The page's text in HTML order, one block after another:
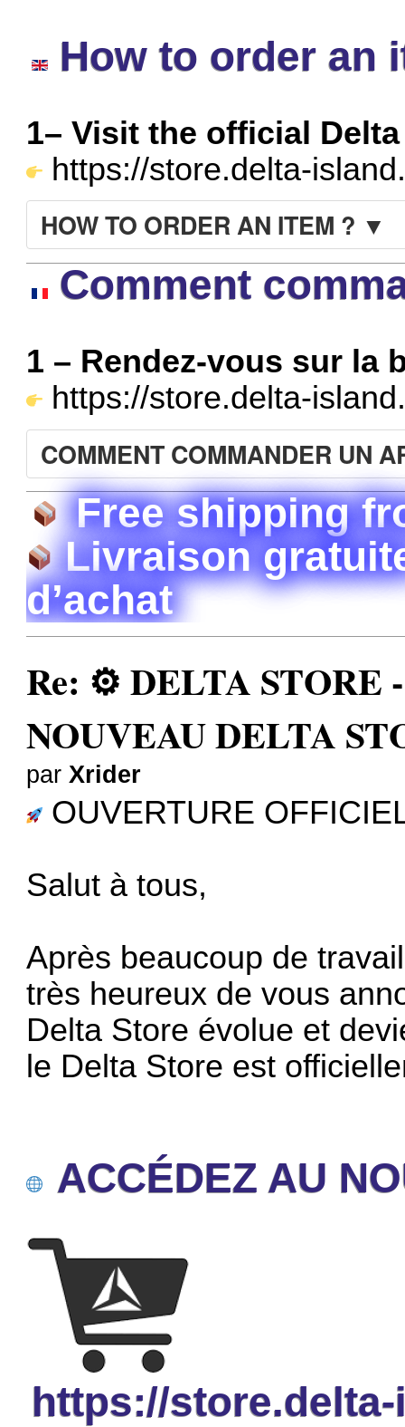
How to order an
1– Visit the official
https://store.delta-
HOW TO ORDER AN ITEM ? ▼
Comment
1 – Rendez-vous sur la
https://store.delta-
COMMENT COMMANDER UN
Free shipping
Livraison
d’achat
Re: ⚙️ DELTA STORE
NOUVEAU DELTA
par Xrider
OUVERTURE
Salut à tous,
Après beaucoup de
très heureux de vous
Delta Store évolue et
le Delta Store est
ACCÉDEZ AU
https://